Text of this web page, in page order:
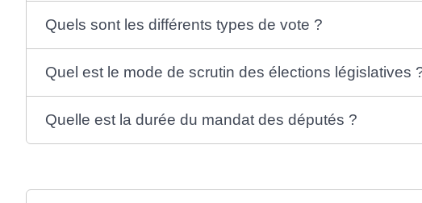
Quels sont les différents types de vote ?
Quel est le mode de scrutin des élections législatives
Quelle est la durée du mandat des députés ?